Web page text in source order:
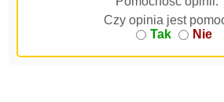
Czy opinia jest
Tak
Nie